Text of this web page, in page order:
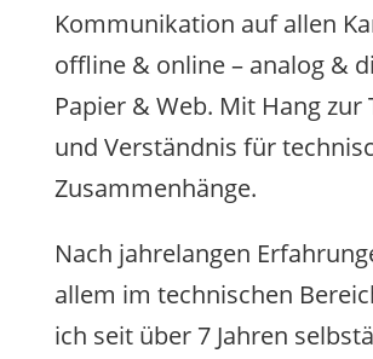
Kommunikation auf allen
offline & online – analog &
Papier & Web. Mit Hang zur
und Verständnis für
Zusammenhänge.
Nach jahrelangen
allem im technischen
ich seit über 7 Jahren